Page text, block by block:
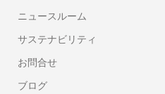
ニュースルーム
サステナビリティ
お問合せ
ブログ